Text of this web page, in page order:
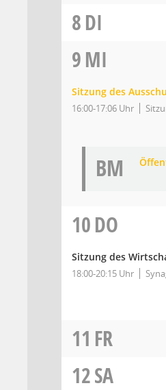
8DI
9MI
Sitzung des
16:00-17:06 Uhr
BM
10DO
Sitzung des
18:00-20:15 Uhr
11 FR
12SA